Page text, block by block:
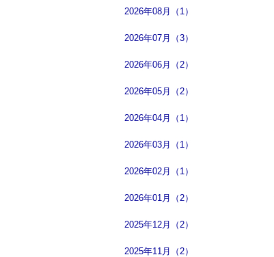
2026年08月（1）
2026年07月（3）
2026年06月（2）
2026年05月（2）
2026年04月（1）
2026年03月（1）
2026年02月（1）
2026年01月（2）
2025年12月（2）
2025年11月（2）